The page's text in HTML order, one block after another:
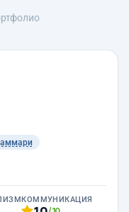
КОММУНИКАЦИЯ